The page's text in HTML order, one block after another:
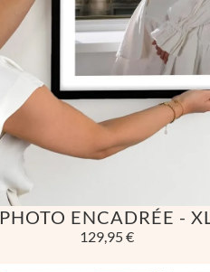
PHOTO ENCADRÉE -
129,95 €